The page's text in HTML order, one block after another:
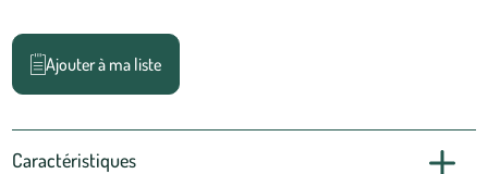
Ajouter à ma liste
Caractéristiques